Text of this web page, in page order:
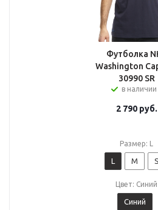
Футболка
Washington
30990 SR
в наличии
2 790руб.
Размер: L
L M S
Цвет: Синий
Синий